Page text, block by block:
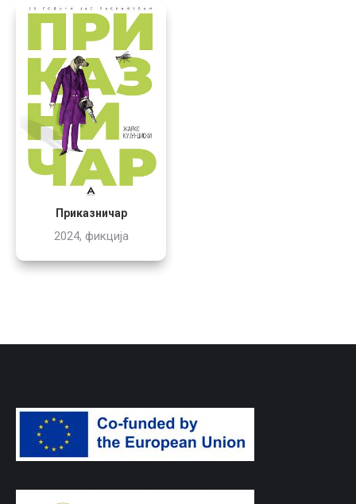
Приказничар
2024, фикција